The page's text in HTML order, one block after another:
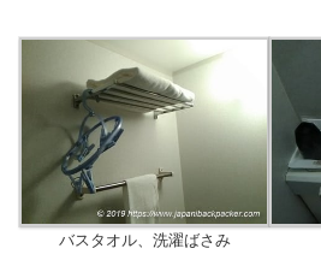
バスタオル、洗濯ばさみ